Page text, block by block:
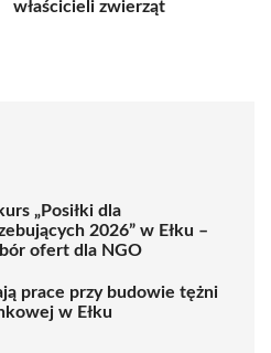
właścicieli zwierząt
„Posiłki dla
2026” w Ełku –
ofert dla NGO
prace przy budowie tężni
w Ełku